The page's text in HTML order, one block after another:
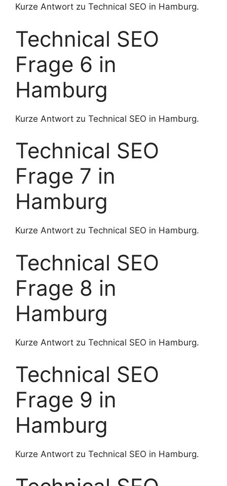
Kurze Antwort zu Technical SEO in Hamburg.
Technical SEO
Frage 6 in
Hamburg
Kurze Antwort zu Technical SEO in Hamburg.
Technical SEO
Frage 7 in
Hamburg
Kurze Antwort zu Technical SEO in Hamburg.
Technical SEO
Frage 8 in
Hamburg
Kurze Antwort zu Technical SEO in Hamburg.
Technical SEO
Frage 9 in
Hamburg
Kurze Antwort zu Technical SEO in Hamburg.